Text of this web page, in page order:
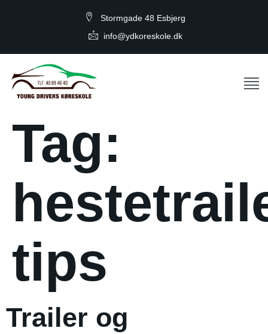
Stormgade 48 Esbjerg
info@ydkoreskole.dk
Tag:
tips
Trailer og